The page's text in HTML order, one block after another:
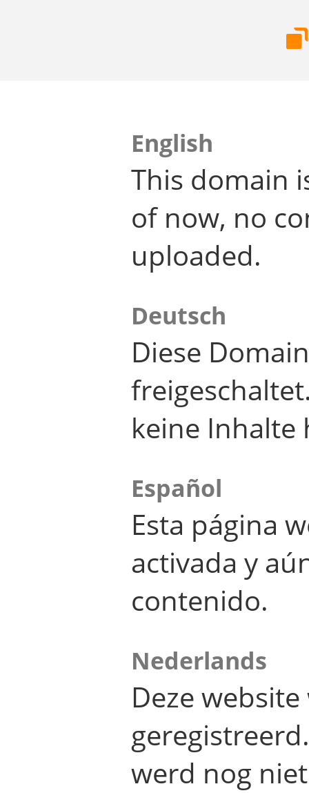
English
This domain
of now, no
uploaded.
Deutsch
Diese
keine Inhalte
Español
Esta página
activada y
contenido.
Nederlands
Deze
werd nog